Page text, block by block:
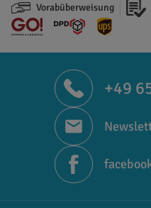
Vorabüberweisung
+49